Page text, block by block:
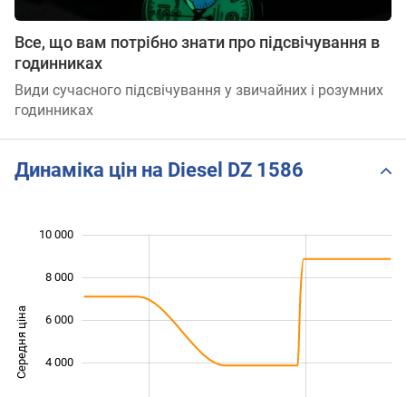
Все, що вам потрібно знати про підсвічування в
годинниках
Види сучасного підсвічування у звичайних і розумних
годинниках
Динаміка цін на Diesel DZ 1586
Середня ціна 4 000
6 000
8 000
10 000